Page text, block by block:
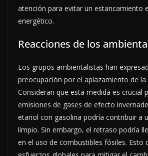
atención para evitar un estancamiento
energético.
Reacciones de los
Los grupos ambientalistas han
preocupación por el aplazamiento de la
Consideran que esta medida es crucial
emisiones de gases de efecto
etanol con gasolina podría contribuir a
limpio. Sin embargo, el retraso podría
en el uso de combustibles fósiles. Esto